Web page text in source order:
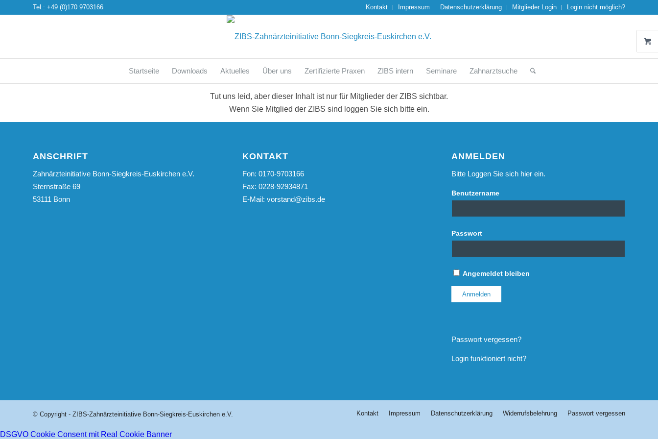
Kontakt Impressum Datenschutzerklärung Mitglieder Login Login nicht möglich?
Tel.: +49 (0)170 9703166
Startseite Downloads Aktuelles Über uns Zertifizierte Praxen ZIBS intern Seminare Zahnarztsuche
Tut uns leid, aber dieser Inhalt ist nur für Mitglieder der ZIBS sichtbar.
Wenn Sie Mitglied der ZIBS sind loggen Sie sich bitte ein.
ANSCHRIFT
Zahnärzteinitiative Bonn-Siegkreis-Euskirchen e.V.
Sternstraße 69
53111 Bonn
KONTAKT
Fon: 0170-9703166
Fax: 0228-92934871
E-Mail: vorstand@zibs.de
ANMELDEN
Bitte Loggen Sie sich hier ein.
Benutzername
Passwort
Angemeldet bleiben
Passwort vergessen?
Login funktioniert nicht?
© Copyright - ZIBS-Zahnärzteinitiative Bonn-Siegkreis-Euskirchen e.V. Kontakt Impressum Datenschutzerklärung Widerrufsbelehrung Passwort vergessen
DSGVO Cookie Consent mit Real Cookie Banner